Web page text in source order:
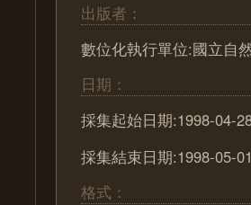
出版者：
數位化執行單位:國立自
日期：
採集起始日期:1998-04-
採集結束日期:1998-05-01
格式：